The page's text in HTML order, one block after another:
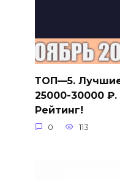
ТОП—5.
25000-30000
Рейтинг!
0 113